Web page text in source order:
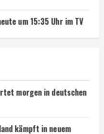
um 15:35 Uhr im TV
morgen in deutschen
kämpft in neuem